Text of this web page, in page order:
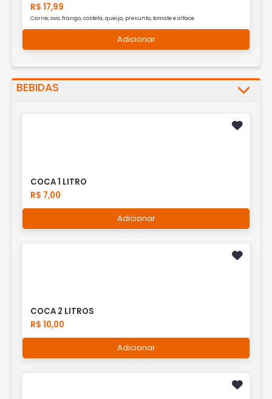
R$ 17,99
Carne, ovo, frango, costela, queijo, presunto, tomate e alface
Adicionar
BEBIDAS
COCA 1 LITRO
R$ 7,00
Adicionar
COCA 2 LITROS
R$ 10,00
Adicionar